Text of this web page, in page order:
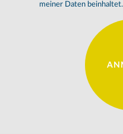
mein­er Dat­en bein­hal­tet.